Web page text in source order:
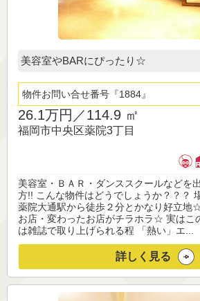
美容室やBARにぴったり☆
物件お問い合せ番号 1884
26.1万円／114.9 ㎡
福岡市中央区薬院3丁目
美容室・ＢＡＲ・ダンススクールなどを
方!! こんな物件はどうでしょうか？？？
薬院大通駅から徒歩２分とかなり好立地
お店・変わったお店がチラホラ☆ 実はこ
は雑誌で取り上げられる程 「熱い」エ...
詳しく見る